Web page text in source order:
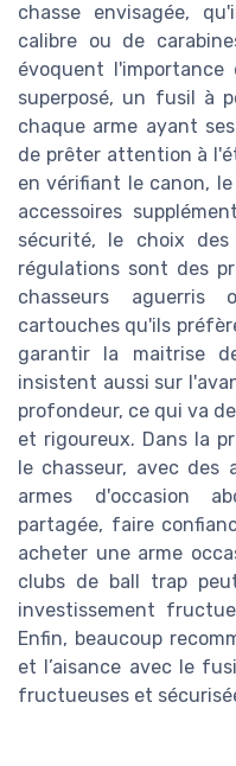
chasse envisagée,
calibre ou de
évoquent
superposé, un fusil à
chaque arme ayant
de prêter attention à
en vérifiant le canon,
accessoires
sécurité, le choix
régulations sont des
chasseurs
cartouches qu'ils
garantir la maitrise
insistent aussi sur
profondeur, ce qui va
et rigoureux. Dans la
le chasseur, avec des
armes d'occasion
partagée, faire
acheter une arme
clubs de ball trap
investissement
Enfin, beaucoup
et l’aisance avec le
fructueuses et